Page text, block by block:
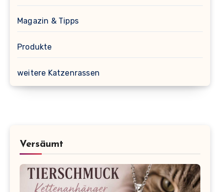
Magazin & Tipps
Produkte
weitere Katzenrassen
Versäumt